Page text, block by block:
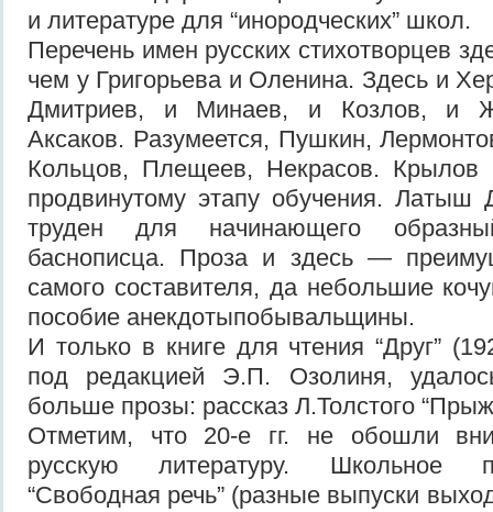
и литературе для “инородческих” школ.
Перечень имен русских стихотворцев
чем у Григорьева и Оленина. Здесь и
Дмитриев, и Минаев, и Козлов, и
Аксаков. Разумеется, Пушкин,
Кольцов, Плещеев, Некрасов. Крылов
продвинутому этапу обучения. Латыш
труден для начинающего
баснописца. Проза и здесь —
самого составителя, да небольшие
пособие анекдотыпобывальщины.
И только в книге для чтения “Друг”
под редакцией Э.П. Озолиня,
больше прозы: рассказ Л.Толстого
Отметим, что 20-е гг. не обошли
русскую литературу. Школьное
“Свободная речь” (разные выпуски